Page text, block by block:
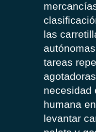
las
tareas
necesidad
humana
levantar